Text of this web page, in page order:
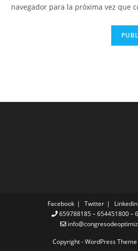
navegador para la próxima vez que
Facebook Twitter Linkedin
659788185 – 654451800 –
Copyright - WordPress